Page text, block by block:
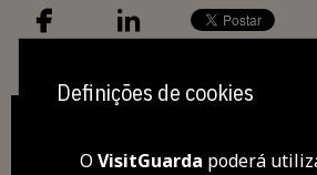
Definições de cookies
OVisitGuarda poderá